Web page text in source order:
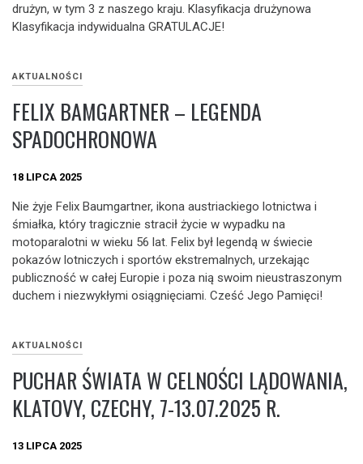
drużyn, w tym 3 z naszego kraju. Klasyfikacja drużynowa
Klasyfikacja indywidualna GRATULACJE!
AKTUALNOŚCI
FELIX BAMGARTNER – LEGENDA
SPADOCHRONOWA
18 LIPCA 2025
Nie żyje Felix Baumgartner, ikona austriackiego lotnictwa i
śmiałka, który tragicznie stracił życie w wypadku na
motoparalotni w wieku 56 lat. Felix był legendą w świecie
pokazów lotniczych i sportów ekstremalnych, urzekając
publiczność w całej Europie i poza nią swoim nieustraszonym
duchem i niezwykłymi osiągnięciami. Cześć Jego Pamięci!
AKTUALNOŚCI
PUCHAR ŚWIATA W CELNOŚCI LĄDOWANIA,
KLATOVY, CZECHY, 7-13.07.2025 R.
13 LIPCA 2025